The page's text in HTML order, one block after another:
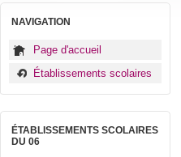
NAVIGATION
Page d'accueil
Établissements scolaires
ÉTABLISSEMENTS SCOLAIRES
DU 06